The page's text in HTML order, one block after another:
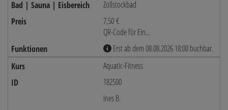
Zollstockbad
7,50 €
QR-Code für Ein...
Erst ab dem 08.08.2026 18:00 buchbar.
Aquatic-Fitness
182500
Ines B.